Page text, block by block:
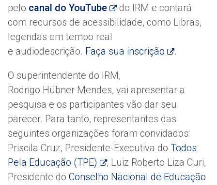
pelo canal do YouTube
do IRM e contará
com recursos de acessibilidade, como Libras,
legendas em tempo real
e audiodescrição. Faça sua inscrição .
O superintendente do IRM,
Rodrigo Hübner Mendes, vai apresentar a
pesquisa e os participantes vão dar seu
parecer. Para tanto, representantes das
seguintes organizações foram convidados:
Priscila Cruz, Presidente-Executiva do Todos
Pela Educação (TPE)
; Luiz Roberto Liza Curi,
Presidente do Conselho Nacional de Educação